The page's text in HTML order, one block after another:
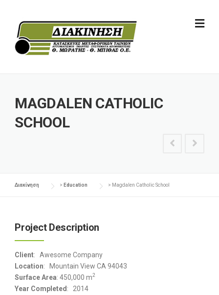
content
MAGDALEN CATHOLIC
SCHOOL
Διακίνηση > Education > Magdalen Catholic School
Project Description
Client: Awesome Company
Location: Mountain View CA 94043
Surface Area: 450,000 m2
Year Completed: 2014